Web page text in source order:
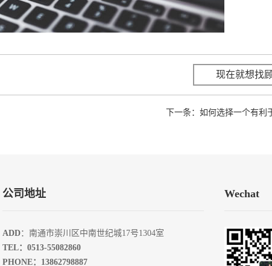
现在就想找
下一条： 如何选择一个有利
公司地址
ADD：南通市崇川区中南世纪城17号1304室
TEL：0513-55082860
PHONE：13862798887
Wechat